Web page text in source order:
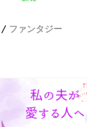
ファンタジー